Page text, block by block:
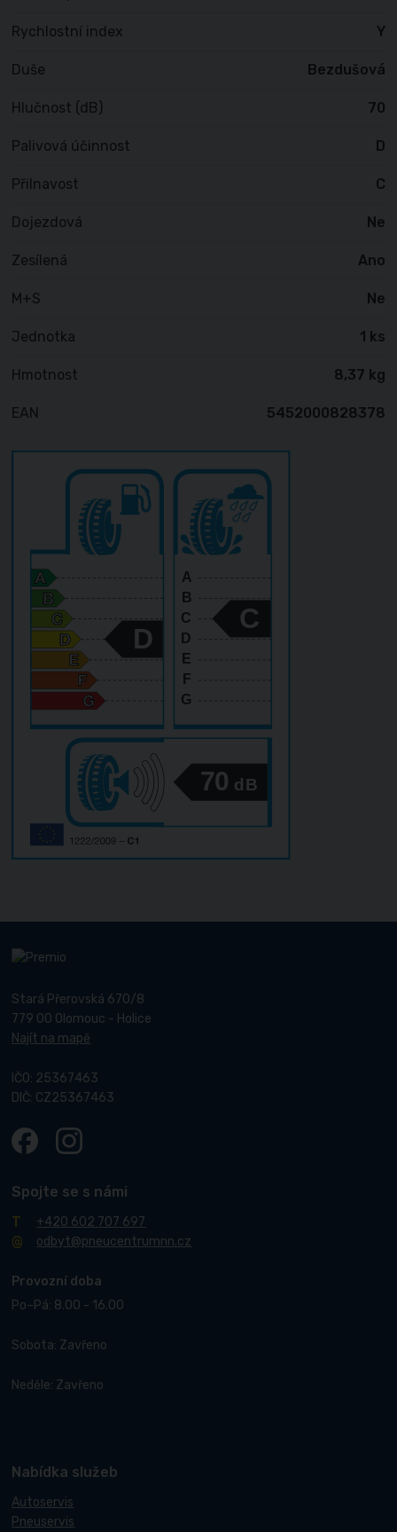
Rychlostní index Y
Duše Bezdušová
Hlučnost (dB) 70
Palivová účinnost D
Přilnavost C
Dojezdová Ne
Zesílená Ano
M+S Ne
Jednotka 1 ks
Hmotnost 8,37 kg
EAN 5452000828378
A
B
C
D
E
F
G
70 dB
D
C
Stará Přerovská 670/8
779 00 Olomouc - Holice
Najít na mapě
IČO: 25367463
DIČ: CZ25367463
Spojte se s námi
+420 602 707 697
odbyt@pneucentrumnn.cz
Provozní doba
Po–Pá: 8.00 - 16.00
Sobota: Zavřeno
Neděle: Zavřeno
Nabídka služeb
Autoservis
Pneuservis